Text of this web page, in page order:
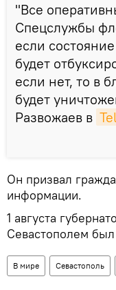
"Все
Спецслужбы
если
будет
если нет, то в
будет
Развожаев в
Он призвал
информации.
1 августа
Севастополем
В мире Севастополь